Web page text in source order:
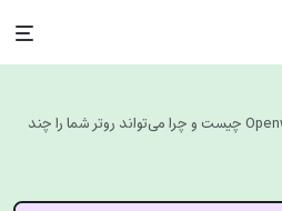
Openwrt چیست و چرا می‌تواند روتر شما را چند